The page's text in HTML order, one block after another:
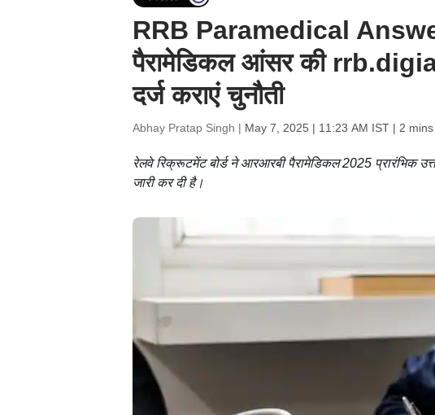
RRB Paramedical
पैरामेडिकल आंसर की
दर्ज कराएं चुनौती
Abhay Pratap Singh | May 7, 2025 | 11:23 AM IST| 2 mins
रेलवे रिक्रूटमेंट बोर्ड ने आरआरबी पैरामेडिकल 2025 प्रारंभिक
जारी कर दी है।